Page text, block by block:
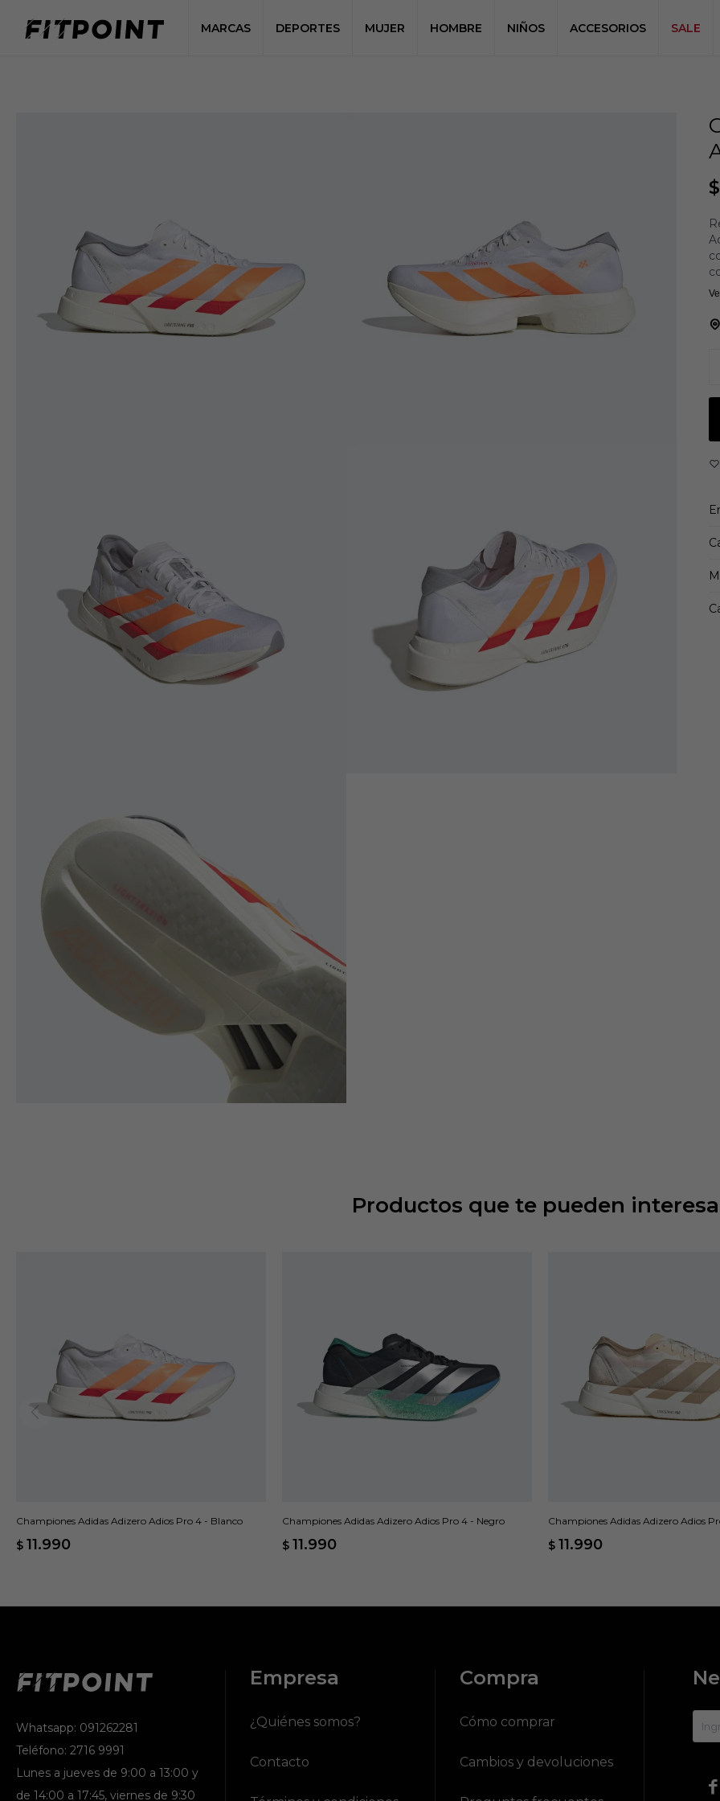
MARCAS DEPORTES MUJER HOMBRE NIÑOS ACCESORIOS SALE
$
Productos que te pueden
Championes Adidas Adizero Adios Pro 4 - Blanco
$ 11.990
Championes Adidas Adizero Adios Pro 4 - Negro
$ 11.990
Championes Adidas Adizero Adios
$ 11.990
Whatsapp: 091262281
Teléfono: 2716 9991
Lunes a jueves de 9:00 a 13:00 y
de 14:00 a 17:45, viernes de 9:30
Empresa
¿Quiénes somos?
Contacto
Compra
Cómo comprar
Cambios y devoluciones
